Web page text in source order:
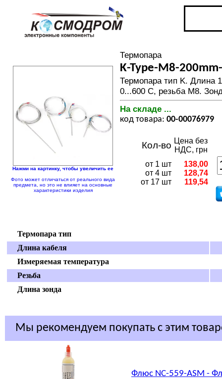
Нажми на картинку, чтобы увеличить ее
Фото может отличаться от реального вида
предмета, но это не влияет на основные
характеристики изделия
Термопара
K-Type-M8-
Термопара тип K. Длина
0...600 С, резьба М8.
На складе ...
код товара: 00-00076979
Кол-во Цена без
НДС, грн
от 1 шт
от 4 шт
от 17 шт
138,00
128,74
119,54
Термопара тип
Длина кабеля
Измеряемая температура
Резьба
Длина зонда
Мы рекомендуем покупать с этим
Флюс NC-559-ASM -